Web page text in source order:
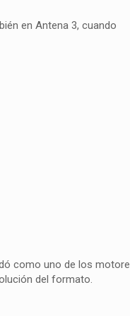
en Antena 3, cuando
como uno de los
del formato.